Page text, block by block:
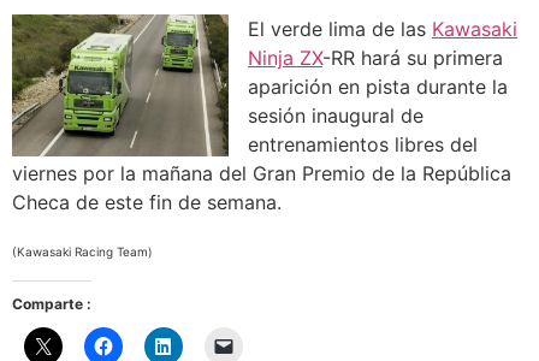
El verde lima de las Kawasaki
Ninja ZX-RR hará su primera
aparición en pista durante la
sesión inaugural de
entrenamientos libres del
viernes por la mañana del Gran Premio de la República
Checa de este fin de semana.
(Kawasaki Racing Team)
Comparte :